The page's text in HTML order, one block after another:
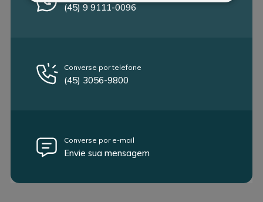
(45) 9 9111-0096
Converse por telefone
(45) 3056-9800
Converse por e-mail
Envie sua mensagem